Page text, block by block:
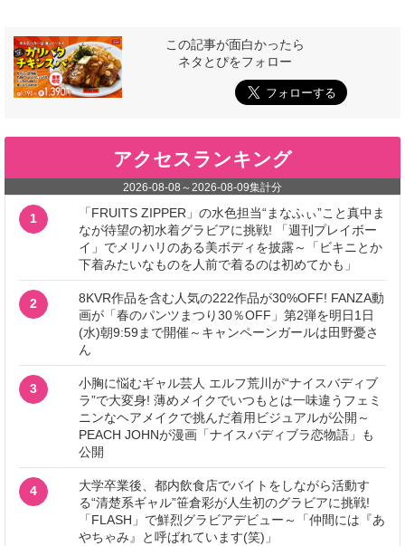
この記事が面白かったら
ネタとぴをフォロー
アクセスランキング
2026-08-08 ～2026-08-09集計分
1
「FRUITS ZIPPER」の水色担当“まなふぃ”こと真中ま
なが待望の初水着グラビアに挑戦! 「週刊プレイボー
イ」でメリハリのある美ボディを披露～「ビキニとか
下着みたいなものを人前で着るのは初めてかも」
2
8KVR作品を含む人気の222作品が30%OFF! FANZA動
画が「春のパンツまつり30％OFF」第2弾を明日1日
(水)朝9:59まで開催～キャンペーンガールは田野憂さ
ん
3
小胸に悩むギャル芸人 エルフ荒川が“ナイスバディブ
ラ”で大変身! 薄めメイクでいつもとは一味違うフェミ
ニンなヘアメイクで挑んだ着用ビジュアルが公開～
PEACH JOHNが漫画「ナイスバディブラ恋物語」も
公開
4
大学卒業後、都内飲食店でバイトをしながら活動す
る“清楚系ギャル”笹倉彩が人生初のグラビアに挑戦!
「FLASH」で鮮烈グラビアデビュー～「仲間には『あ
やちゃみ』と呼ばれています(笑)」